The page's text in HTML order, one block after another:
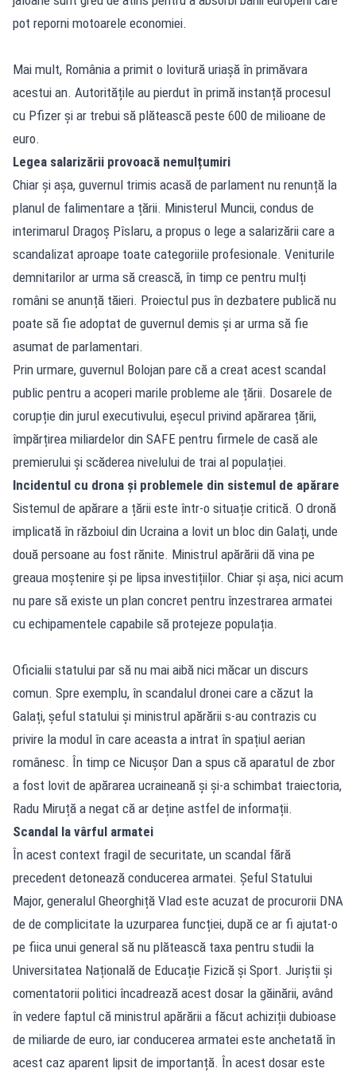
pot reporni motoarele economiei.
Mai mult, România a primit o lovitură uriașă în primăvara
acestui an. Autoritățile au pierdut în primă instanță procesul
cu Pfizer și ar trebui să plătească peste 600 de milioane de
euro.
Legea salarizării provoacă nemulțumiri
Chiar și așa, guvernul trimis acasă de parlament nu renunță la
planul de falimentare a țării. Ministerul Muncii, condus de
interimarul Dragoș Pîslaru, a propus o lege a salarizării care a
scandalizat aproape toate categoriile profesionale. Veniturile
demnitarilor ar urma să crească, în timp ce pentru mulți
români se anunță tăieri. Proiectul pus în dezbatere publică nu
poate să fie adoptat de guvernul demis și ar urma să fie
asumat de parlamentari.
Prin urmare, guvernul Bolojan pare că a creat acest scandal
public pentru a acoperi marile probleme ale țării. Dosarele de
corupție din jurul executivului, eșecul privind apărarea țării,
împărțirea miliardelor din SAFE pentru firmele de casă ale
premierului și scăderea nivelului de trai al populației.
Incidentul cu drona și problemele din sistemul de apărare
Sistemul de apărare a țării este într-o situație critică. O dronă
implicată în războiul din Ucraina a lovit un bloc din Galați, unde
două persoane au fost rănite. Ministrul apărării dă vina pe
greaua moștenire și pe lipsa investițiilor. Chiar și așa, nici acum
nu pare să existe un plan concret pentru înzestrarea armatei
cu echipamentele capabile să protejeze populația.
Oficialii statului par să nu mai aibă nici măcar un discurs
comun. Spre exemplu, în scandalul dronei care a căzut la
Galați, șeful statului și ministrul apărării s-au contrazis cu
privire la modul în care aceasta a intrat în spațiul aerian
românesc. În timp ce Nicușor Dan a spus că aparatul de zbor
a fost lovit de apărarea ucraineană și și-a schimbat traiectoria,
Radu Miruță a negat că ar deține astfel de informații.
Scandal la vârful armatei
În acest context fragil de securitate, un scandal fără
precedent detonează conducerea armatei. Șeful Statului
Major, generalul Gheorghiță Vlad este acuzat de procurorii DNA
de de complicitate la uzurparea funcției, după ce ar fi ajutat-o
pe fiica unui general să nu plătească taxa pentru studii la
Universitatea Națională de Educație Fizică și Sport. Juriștii și
comentatorii politici încadrează acest dosar la găinării, având
în vedere faptul că ministrul apărării a făcut achiziții dubioase
de miliarde de euro, iar conducerea armatei este anchetată în
acest caz aparent lipsit de importanță. În acest dosar este